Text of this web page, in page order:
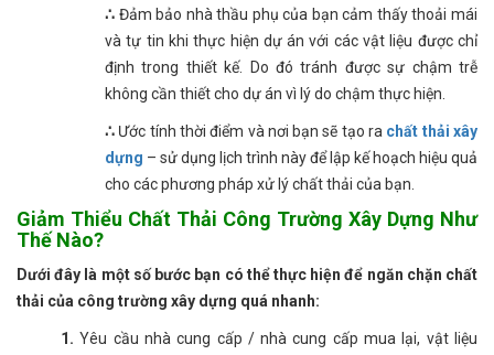
∴ Đảm bảo nhà thầu phụ của bạn cảm thấy thoải mái
và tự tin khi thực hiện dự án với các vật liệu được chỉ
định trong thiết kế. Do đó tránh được sự chậm trễ
không cần thiết cho dự án vì lý do chậm thực hiện.
∴ Ước tính thời điểm và nơi bạn sẽ tạo ra chất thải xây
dựng – sử dụng lịch trình này để lập kế hoạch hiệu quả
cho các phương pháp xử lý chất thải của bạn.
Giảm Thiểu Chất Thải Công Trường Xây Dựng Như
Thế Nào?
Dưới đây là một số bước bạn có thể thực hiện để ngăn chặn chất
thải của công trường xây dựng quá nhanh:
1. Yêu cầu nhà cung cấp / nhà cung cấp mua lại, vật liệu